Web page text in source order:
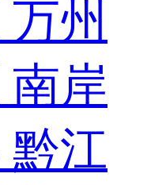
万州
南岸
黔江